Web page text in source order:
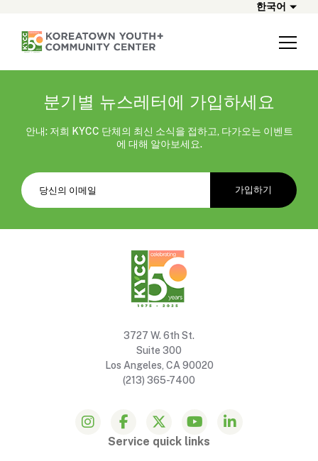
한국어
분기별 뉴스레터에 가입하세요
안내: 저희 KYCC 단체의 최신 소식을 접하고, 다가오는 이벤트
에 대해 알아보세요.
3727 W. 6th St.
Suite 300
Los Angeles, CA 90020
(213) 365-7400
Service quick links